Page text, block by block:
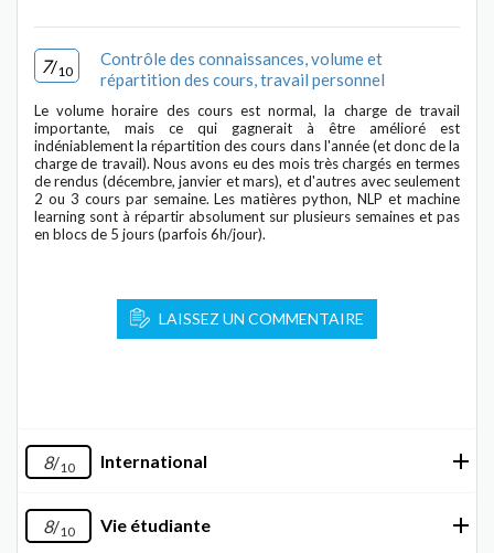
7/10
Contrôle des connaissances, volume et
répartition des cours, travail personnel
Le volume horaire des cours est normal, la charge de travail
importante, mais ce qui gagnerait à être amélioré est
indéniablement la répartition des cours dans l'année (et donc de la
charge de travail). Nous avons eu des mois très chargés en termes
de rendus (décembre, janvier et mars), et d'autres avec seulement
2 ou 3 cours par semaine. Les matières python, NLP et machine
learning sont à répartir absolument sur plusieurs semaines et pas
en blocs de 5 jours (parfois 6h/jour).
LAISSEZ UN COMMENTAIRE
8/10 International
8/10 Vie étudiante